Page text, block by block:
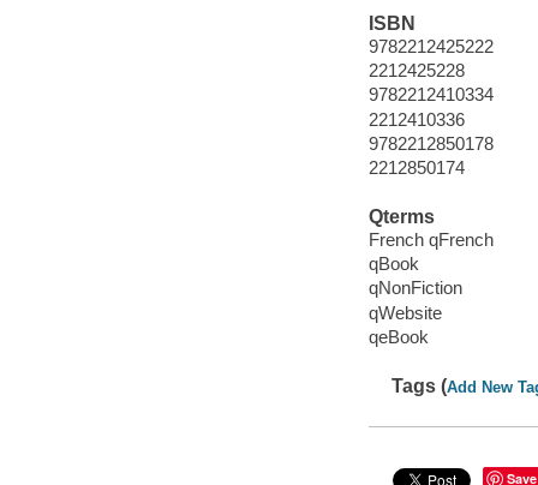
ISBN
9782212425222
2212425228
9782212410334
2212410336
9782212850178
2212850174
Qterms
French qFrench
qBook
qNonFiction
qWebsite
qeBook
Tags (Add New
Save